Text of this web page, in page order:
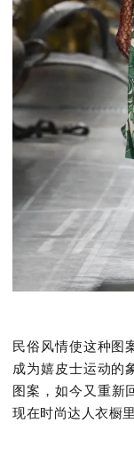
民俗风情使这种图
成为嬉皮士运动的
图案，如今又重新
现在时尚达人衣橱